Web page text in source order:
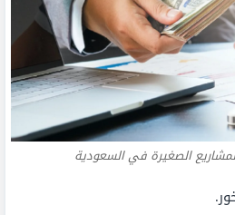
الصغيرة في السعودية